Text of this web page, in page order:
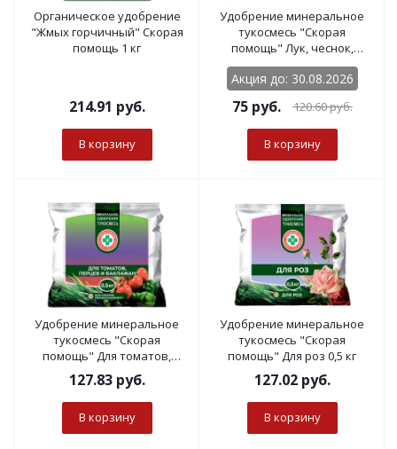
Органическое удобрение
"Жмых горчичный" Скорая
помощь 1 кг
214.91 руб.
В корзину
Удобрение минеральное
тукосмесь "Скорая
помощь" Лук, чеснок,
зеленные культуры 0,5 кг
Акция до: 30.08.2026
75руб. 120.60руб.
В корзину
Удобрение минеральное
тукосмесь "Скорая
помощь" Для томатов,
перцев, баклажанов 0,5 кг
127.83руб.
В корзину
Удобрение минеральное
тукосмесь "Скорая
помощь" Для роз 0,5 кг
127.02руб.
В корзину